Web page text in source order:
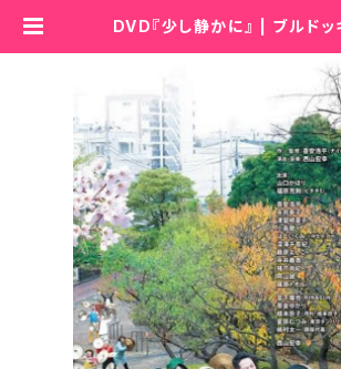
DVD『少し静かに』 | ブルドッ